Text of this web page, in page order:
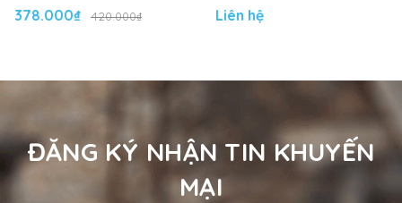
378.000₫ 420.000₫ Liên hệ
ĐĂNG KÝ NHẬN TIN KHUYẾN
MẠI